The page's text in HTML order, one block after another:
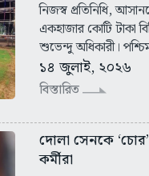
নিজস্ব প্রতিনিধি,
একহাজার কোটি টাকা
শুভেন্দু অধিকারী।
১৪ জুলাই, ২০২৬
বিস্তারিত
দোলা সেনকে
কর্মীরা